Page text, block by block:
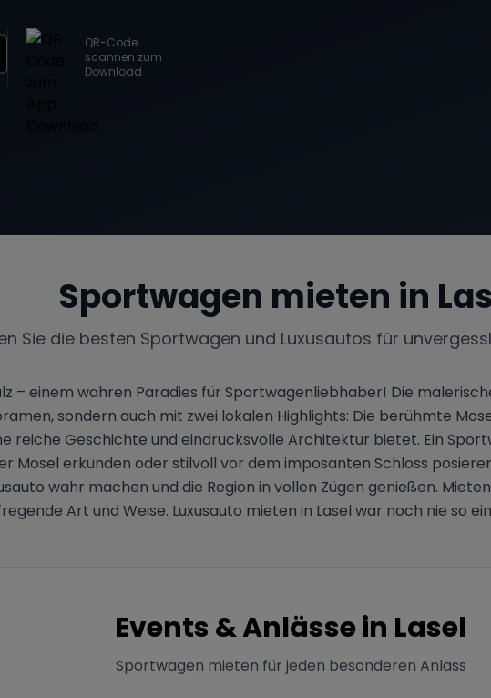
QR-Code
scannen zum
Download
Sportwagen mieten in
Sie die besten Sportwagen und Luxusautos für
– einem wahren Paradies für Sportwagenliebhaber! Die
sondern auch mit zwei lokalen Highlights: Die berühmte
reiche Geschichte und eindrucksvolle Architektur bietet. Ein
Mosel erkunden oder stilvoll vor dem imposanten Schloss
wahr machen und die Region in vollen Zügen genießen.
Art und Weise. Luxusauto mieten in Lasel war noch nie so
Events & Anlässe in Lasel
Sportwagen mieten für jeden besonderen Anlass